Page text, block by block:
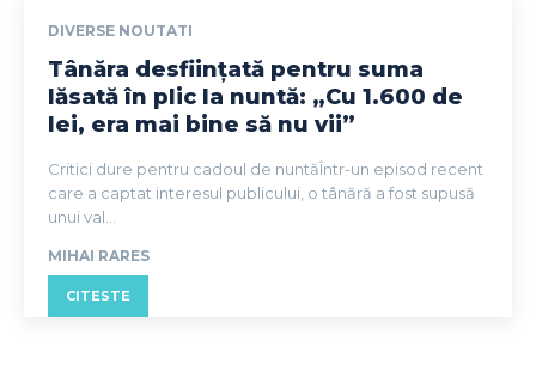
DIVERSE NOUTATI
Tânăra desființată pentru suma
lăsată în plic la nuntă: „Cu 1.600 de
lei, era mai bine să nu vii”
Critici dure pentru cadoul de nuntăÎntr-un episod recent
care a captat interesul publicului, o tânără a fost supusă
unui val...
MIHAI RARES
CITESTE